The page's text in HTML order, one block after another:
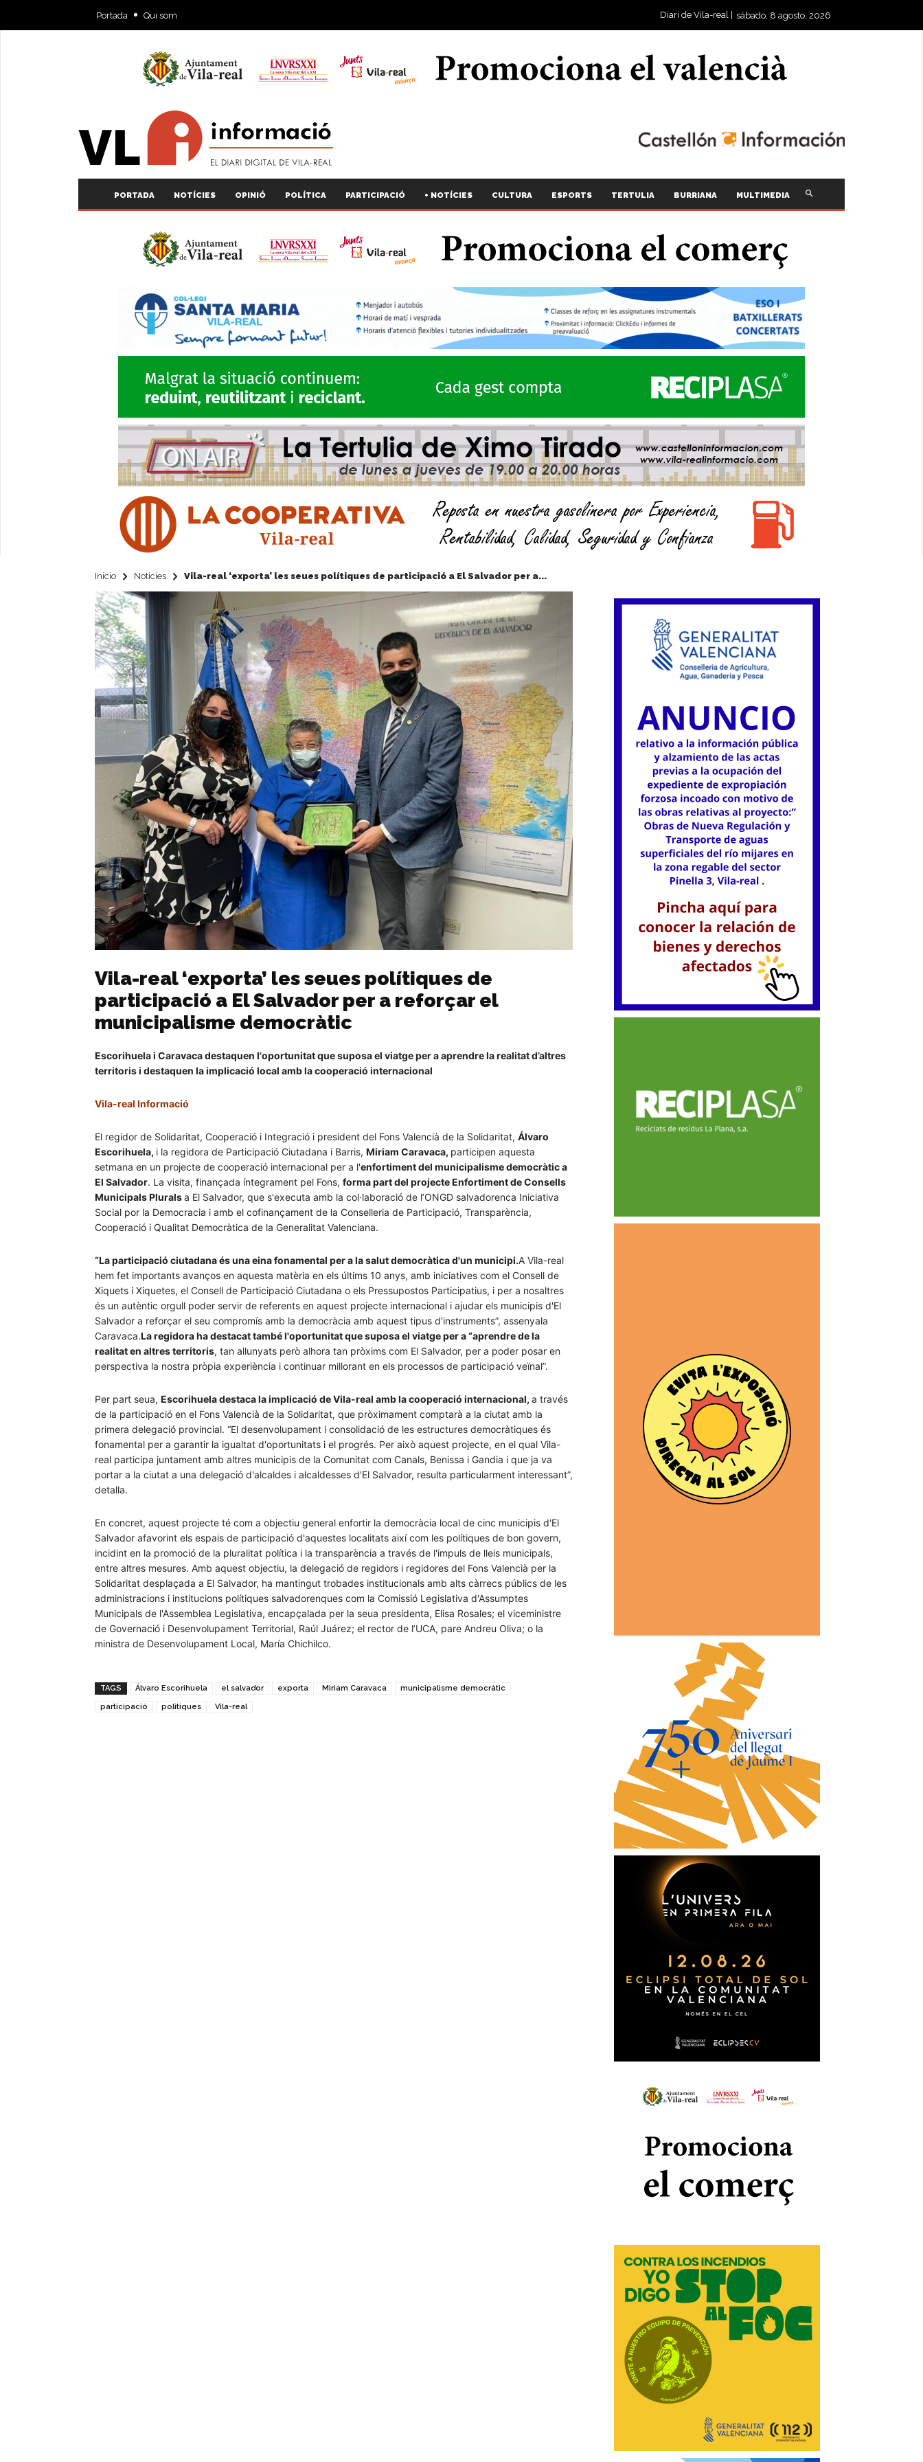
Portada Qui som Diari de Vila-real | sábado, 8 agosto, 2026
PORTADA NOTÍCIES OPINIÓ POLÍTICA PARTICIPACIÓ + NOTÍCIES CULTURA ESPORTS TERTULIA BURRIANA MULTIMEDIA
Inicio Notícies Vila-real ‘exporta’ les seues polítiques de participació a El Salvador per a...
Vila-real ‘exporta’ les seues polítiques de
participació a El Salvador per a reforçar el
municipalisme democràtic
Escorihuela i Caravaca destaquen l'oportunitat que suposa el viatge per a aprendre la realitat d’altres
territoris i destaquen la implicació local amb la cooperació internacional
Vila-real Informació
El regidor de Solidaritat, Cooperació i Integració i president del Fons Valencià de la Solidaritat, Álvaro
Escorihuela, i la regidora de Participació Ciutadana i Barris, Miriam Caravaca, participen aquesta
setmana en un projecte de cooperació internacional per a l'enfortiment del municipalisme democràtic a
El Salvador. La visita, finançada íntegrament pel Fons, forma part del projecte Enfortiment de Consells
Municipals Pluralsa El Salvador, que s'executa amb la col·laboració de l’ONGD salvadorenca Iniciativa
Social por la Democracia i amb el cofinançament de la Conselleria de Participació, Transparència,
Cooperació i Qualitat Democràtica de la Generalitat Valenciana.
“La participació ciutadana és una eina fonamental per a la salut democràtica d'un municipi.A Vila-real
hem fet importants avanços en aquesta matèria en els últims 10 anys, amb iniciatives com el Consell de
Xiquets i Xiquetes, el Consell de Participació Ciutadana o els Pressupostos Participatius, i per a nosaltres
és un autèntic orgull poder servir de referents en aquest projecte internacional i ajudar els municipis d'El
Salvador a reforçar el seu compromís amb la democràcia amb aquest tipus d'instruments”, assenyala
Caravaca.La regidora ha destacat també l'oportunitat que suposa el viatge per a “aprendre de la
realitat en altres territoris, tan allunyats però alhora tan pròxims com El Salvador, per a poder posar en
perspectiva la nostra pròpia experiència i continuar millorant en els processos de participació veïnal”.
Per part seua, Escorihuela destaca la implicació de Vila-real amb la cooperació internacional, a través
de la participació en el Fons Valencià de la Solidaritat, que pròximament comptarà a la ciutat amb la
primera delegació provincial. “El desenvolupament i consolidació de les estructures democràtiques és
fonamental per a garantir la igualtat d'oportunitats i el progrés. Per això aquest projecte, en el qual Vila-
real participa juntament amb altres municipis de la Comunitat com Canals, Benissa i Gandia i que ja va
portar a la ciutat a una delegació d'alcaldes i alcaldesses d’El Salvador, resulta particularment interessant”,
detalla.
En concret, aquest projecte té com a objectiu general enfortir la democràcia local de cinc municipis d'El
Salvador afavorint els espais de participació d'aquestes localitats així com les polítiques de bon govern,
incidint en la promoció de la pluralitat política i la transparència a través de l'impuls de lleis municipals,
entre altres mesures. Amb aquest objectiu, la delegació de regidors i regidores del Fons Valencià per la
Solidaritat desplaçada a El Salvador, ha mantingut trobades institucionals amb alts càrrecs públics de les
administracions i institucions polítiques salvadorenques com la Comissió Legislativa d'Assumptes
Municipals de l'Assemblea Legislativa, encapçalada per la seua presidenta, Elisa Rosales; el viceministre
de Governació i Desenvolupament Territorial, Raúl Juárez; el rector de l’UCA, pare Andreu Oliva; o la
ministra de Desenvolupament Local, María Chichilco.
TAGS Álvaro Escorihuela el salvador exporta Miriam Caravaca municipalisme democràtic
participació politiques Vila-real